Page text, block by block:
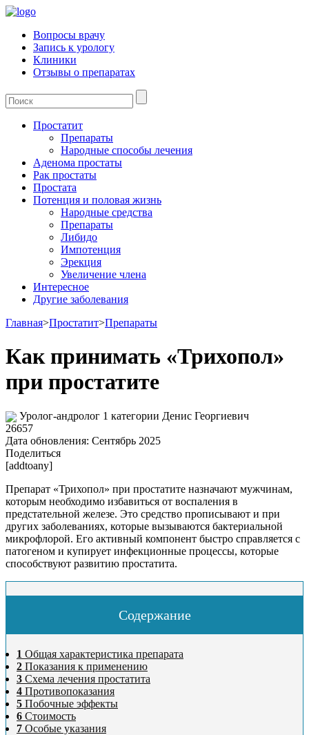
Вопросы врачу
Запись к урологу
Клиники
Отзывы о препаратах
Простатит
Препараты
Народные способы лечения
Аденома простаты
Рак простаты
Простата
Потенция и половая жизнь
Народные средства
Препараты
Либидо
Импотенция
Эрекция
Увеличение члена
Интересное
Другие заболевания
Главная>Простатит>Препараты
Как принимать «Трихопол»
при простатите
Уролог-андролог 1 категории Денис Георгиевич
26657
Дата обновления: Сентябрь 2025
Поделиться
[addtoany]
Препарат «Трихопол» при простатите назначают мужчинам,
которым необходимо избавиться от воспаления в
предстательной железе. Это средство прописывают и при
других заболеваниях, которые вызываются бактериальной
микрофлорой. Его активный компонент быстро справляется с
патогеном и купирует инфекционные процессы, которые
способствуют развитию простатита.
Содержание
1 Общая характеристика препарата
2 Показания к применению
3 Схема лечения простатита
4 Противопоказания
5 Побочные эффекты
6 Стоимость
7 Особые указания